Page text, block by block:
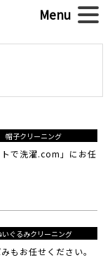
帽子クリーニング
で洗濯.com」にお任
いぐるみクリーニング
もお任せください。